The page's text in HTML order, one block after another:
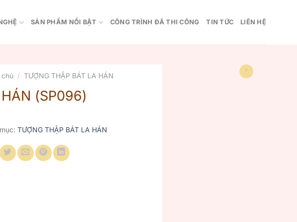
SẢN PHẨM NỔI BẬT CÔNG TRÌNH ĐÃ THI CÔNG TIN TỨC LIÊN HỆ
/ TƯỢNG THẬP BÁT LA HÁN
(SP096)
TƯỢNG THẬP BÁT LA HÁN